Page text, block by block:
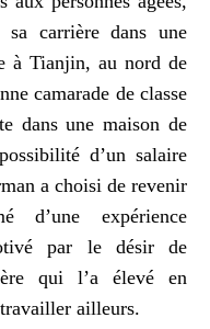
carrière dans une
à Tianjin, au nord de
camarade de classe
dans une maison de
d’un salaire
a choisi de revenir
d’une expérience
par le désir de
qui l’a élevé en
travailler ailleurs.